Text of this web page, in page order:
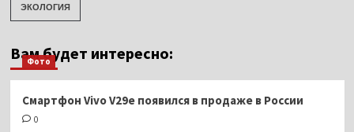
ЭКОЛОГИЯ
Вам будет интересно:
Фото
Смартфон Vivo V29e появился в продаже в России
0